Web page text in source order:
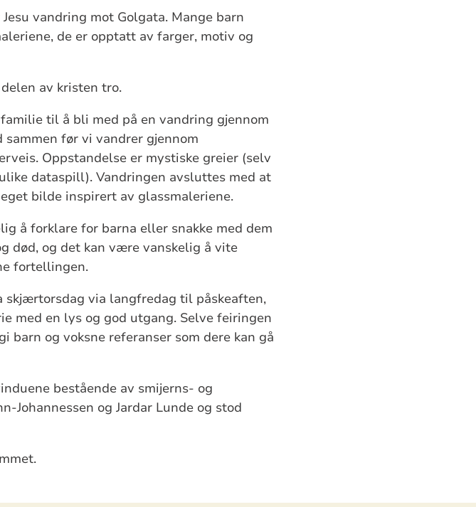
vandring mot Golgata. Mange barn
de er opptatt av farger, motiv og
av kristen tro.
til å bli med på en vandring gjennom
før vi vandrer gjennom
Oppstandelse er mystiske greier (selv
dataspill). Vandringen avsluttes med at
bilde inspirert av glassmaleriene.
å forklare for barna eller snakke med dem
død, og det kan være vanskelig å vite
fortellingen.
skjærtorsdag via langfredag til påskeaften,
med en lys og god utgang. Selve feiringen
barn og voksne referanser som dere kan gå
bestående av smijerns- og
Johannessen og Jardar Lunde og stod